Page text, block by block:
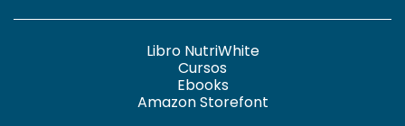
Libro NutriWhite
Cursos
Ebooks
Amazon Storefont